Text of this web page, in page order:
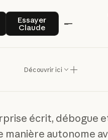
Essayer
Claude
Essayer Claude
Découvrir ici
écrit, débogue
autonome